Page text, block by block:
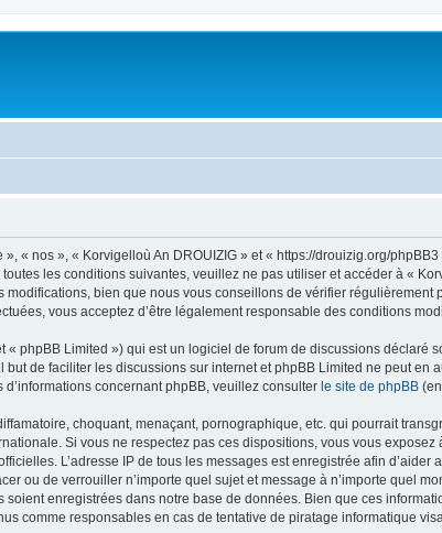
« nos », « Korvigelloù An DROUIZIG » et « https://drouizig.org/
les conditions suivantes, veuillez ne pas utiliser et accéder à «
bien que nous vous conseillons de vérifier régulièrement
vous acceptez d’être légalement responsable des conditions
phpBB Limited ») qui est un logiciel de forum de discussions déclaré
de faciliter les discussions sur internet et phpBB Limited ne peut en
concernant phpBB, veuillez consulter le site de phpBB
choquant, menaçant, pornographique, etc. qui pourrait
Si vous ne respectez pas ces dispositions, vous vous
L’adresse IP de tous les messages est enregistrée afin
ou de verrouiller n’importe quel sujet et message à n’importe quel
enregistrées dans notre base de données. Bien que ces
comme responsables en cas de tentative de piratage informatique